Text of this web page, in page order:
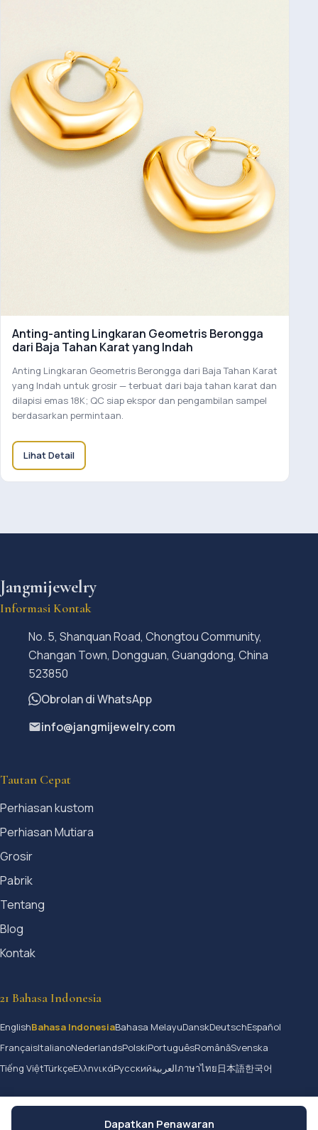
Anting-anting Lingkaran Geometris Berongga
dari Baja Tahan Karat yang Indah
Anting Lingkaran Geometris Berongga dari Baja Tahan Karat
yang Indah untuk grosir — terbuat dari baja tahan karat dan
dilapisi emas 18K; QC siap ekspor dan pengambilan sampel
berdasarkan permintaan.
Lihat Detail
Dapatkan Penawaran
Jangmijewelry
Informasi Kontak
No. 5, Shanquan Road, Chongtou Community,
Changan Town, Dongguan, Guangdong, China
523850
Obrolan di WhatsApp
info@jangmijewelry.com
Tautan Cepat
Perhiasan kustom
Perhiasan Mutiara
Grosir
Pabrik
Tentang
Blog
Kontak
21 Bahasa Indonesia
EnglishBahasa IndonesiaBahasa MelayuDanskDeutschEspañol
FrançaisItalianoNederlandsPolskiPortuguêsRomânăSvenska
Tiếng ViệtTürkçeΕλληνικάРусскийالعربيةภาษาไทย日本語한국어